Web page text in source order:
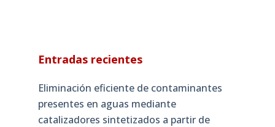
Entradas recientes
Eliminación eficiente de contaminantes
presentes en aguas mediante
catalizadores sintetizados a partir de